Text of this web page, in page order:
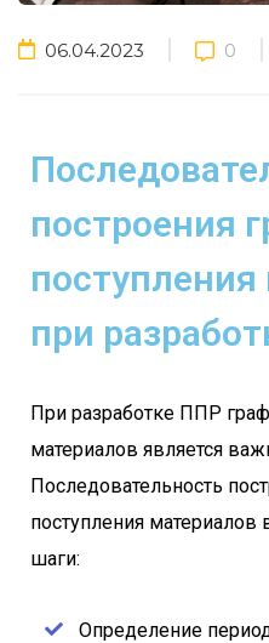
06.04.2023 0
построения
при
При разработке ППР
материалов является
Последовательность
поступления
шаги:
Определение